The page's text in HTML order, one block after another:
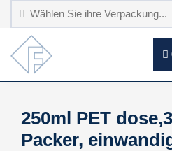
250ml PET
Packer,